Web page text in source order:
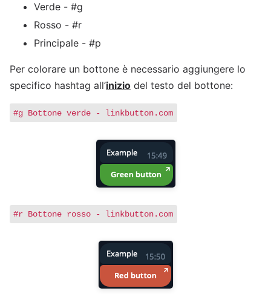
Verde - #g
Rosso - #r
Principale - #p
Per colorare un bottone è necessario aggiungere lo
specifico hashtag all’inizio del testo del bottone:
#g Bottone verde - linkbutton.com
#r Bottone rosso - linkbutton.com